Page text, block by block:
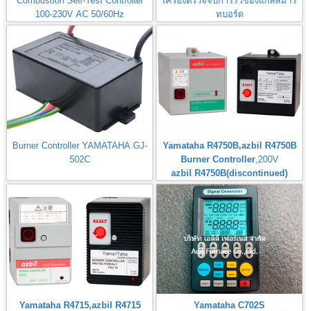
100-230V AC 50/60Hz
ทบอร์ด
Gas Leak Detector Smart Board
Burner Controller YAMATAHA GJ-
502C
Yamataha R4750B,azbil R4750B
Burner Controller,200V
azbil R4750B(discontinued)
Yamataha R4715,azbil R4715
Yamataha C702S